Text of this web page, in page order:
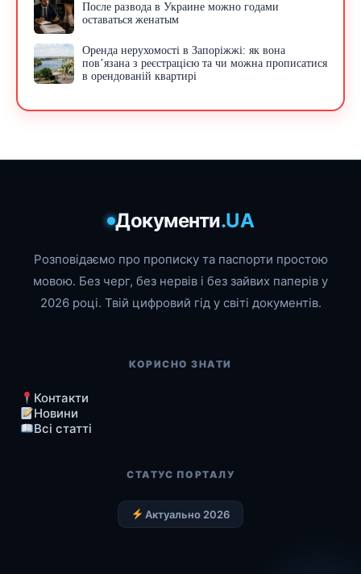
После развода в Украине можно годами
оставаться женатым
Оренда нерухомості в Запоріжжі: як вона
пов’язана з реєстрацією та чи можна прописатися
в орендованій квартирі
Документи.UA
Розповідаємо про прописку та паспорти простою
мовою. Без черг, без нервів і без зайвих паперів у
2026 році. Твій цифровий гід у світі документів.
КОРИСНО ЗНАТИ
Контакти
Новини
Всі статті
СТАТУС ПОРТАЛУ
Актуально 2026